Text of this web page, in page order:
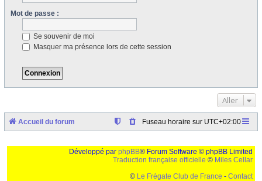
Mot de passe :
Se souvenir de moi
Masquer ma présence lors de cette session
Aller
Accueil du forum Fuseau horaire sur UTC+02:00
Développé par phpBB® Forum Software © phpBB Limited
Traduction française officielle © Miles Cellar
© Le Frégate Club de France - Contact